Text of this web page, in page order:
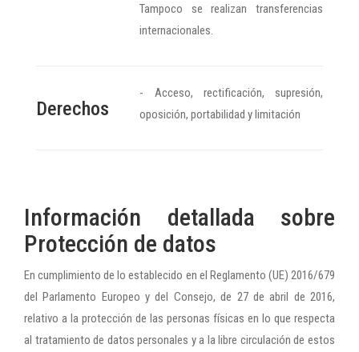
Tampoco se realizan transferencias
internacionales.
Derechos
- Acceso, rectificación, supresión,
oposición, portabilidad y limitación
Información detallada sobre
Protección de datos
En cumplimiento de lo establecido en el Reglamento (UE) 2016/679
del Parlamento Europeo y del Consejo, de 27 de abril de 2016,
relativo a la protección de las personas físicas en lo que respecta
al tratamiento de datos personales y a la libre circulación de estos